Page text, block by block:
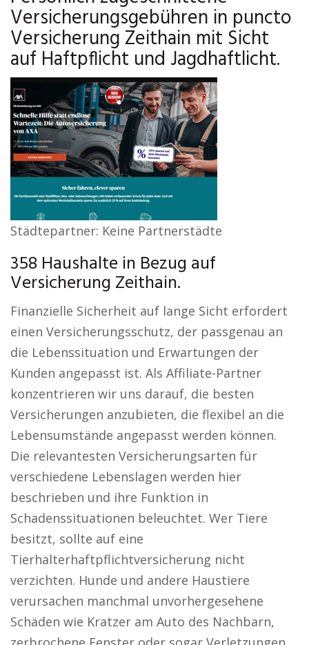
Versicherungsgebühren in puncto
Versicherung Zeithain mit Sicht
auf Haftpflicht und Jagdhaftlicht.
Städtepartner: Keine Partnerstädte
358 Haushalte in Bezug auf
Versicherung Zeithain.
Finanzielle Sicherheit auf lange Sicht erfordert
einen Versicherungsschutz, der passgenau an
die Lebenssituation und Erwartungen der
Kunden angepasst ist. Als Affiliate-Partner
konzentrieren wir uns darauf, die besten
Versicherungen anzubieten, die flexibel an die
Lebensumstände angepasst werden können.
Die relevantesten Versicherungsarten für
verschiedene Lebenslagen werden hier
beschrieben und ihre Funktion in
Schadenssituationen beleuchtet. Wer Tiere
besitzt, sollte auf eine
Tierhalterhaftpflichtversicherung nicht
verzichten. Hunde und andere Haustiere
verursachen manchmal unvorhergesehene
Schäden wie Kratzer am Auto des Nachbarn,